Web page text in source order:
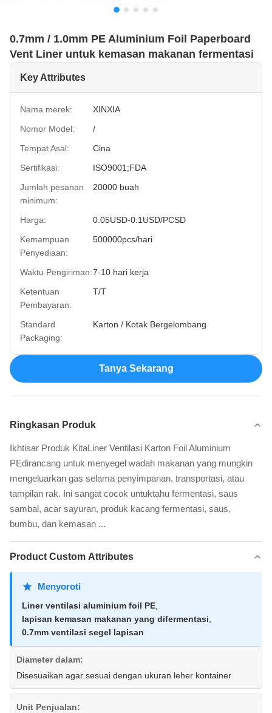
0.7mm / 1.0mm PE Aluminium Foil Paperboard
Vent Liner untuk kemasan makanan fermentasi
Key Attributes
Nama merek:
XINXIA
Nomor Model:
/
Tempat Asal:
Cina
Sertifikasi:
ISO9001;FDA
Jumlah pesanan
minimum:
20000 buah
Harga:
0.05USD-0.1USD/PCSD
Kemampuan
Penyediaan:
500000pcs/hari
Waktu Pengiriman:7-10 hari kerja
Ketentuan
Pembayaran:
T/T
Standard
Packaging:
Karton / Kotak Bergelombang
Tanya Sekarang
Ringkasan Produk
Ikhtisar Produk KitaLiner Ventilasi Karton Foil Aluminium
PEdirancang untuk menyegel wadah makanan yang mungkin
mengeluarkan gas selama penyimpanan, transportasi, atau
tampilan rak. Ini sangat cocok untuktahu fermentasi, saus
sambal, acar sayuran, produk kacang fermentasi, saus,
bumbu, dan kemasan ...
Product Custom Attributes
Menyoroti
Liner ventilasi aluminium foil PE,
lapisan kemasan makanan yang difermentasi,
0.7mm ventilasi segel lapisan
Diameter dalam:
Disesuaikan agar sesuai dengan ukuran leher kontainer
Unit Penjualan: